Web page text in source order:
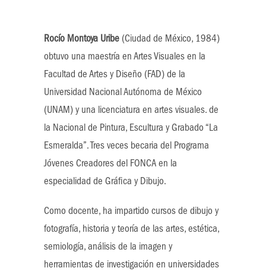
Rocío Montoya Uribe (Ciudad de México, 1984)
obtuvo una maestría en Artes Visuales en la
Facultad de Artes y Diseño (FAD) de la
Universidad Nacional Autónoma de México
(UNAM) y una licenciatura en artes visuales. de
la Nacional de Pintura, Escultura y Grabado “La
Esmeralda”. Tres veces becaria del Programa
Jóvenes Creadores del FONCA en la
especialidad de Gráfica y Dibujo.
Como docente, ha impartido cursos de dibujo y
fotografía, historia y teoría de las artes, estética,
semiología, análisis de la imagen y
herramientas de investigación en universidades